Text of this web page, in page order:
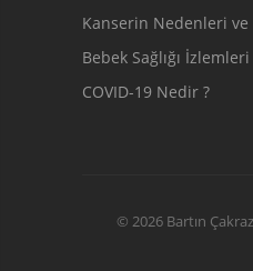
Kanserin Nedenleri ve
Bebek Sağlığı İzlemleri
COVID-19 Nedir ?
© 2026 Bartın